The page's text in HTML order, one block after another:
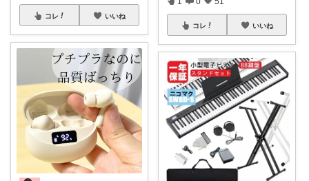
コレ いいね
コレ いいね